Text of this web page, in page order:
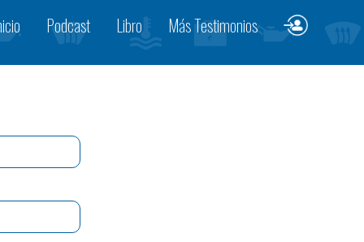
Podcast Libro Más Testimonios